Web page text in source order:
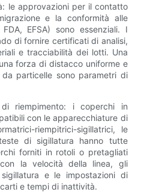
le approvazioni per il contatto
e la conformità alle
EFSA) sono essenziali. I
di fornire certificati di analisi,
e tracciabilità dei lotti. Una
forza di distacco uniforme e
particelle sono parametri di
riempimento: i coperchi in
con le apparecchiature di
riempitrici-sigillatrici, le
di sigillatura hanno tutte
forniti in rotoli o pretagliati
la velocità della linea, gli
e le impostazioni di
e tempi di inattività.